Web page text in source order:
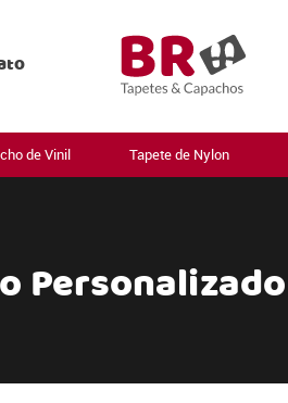
de Vinil Tapete de Nylon